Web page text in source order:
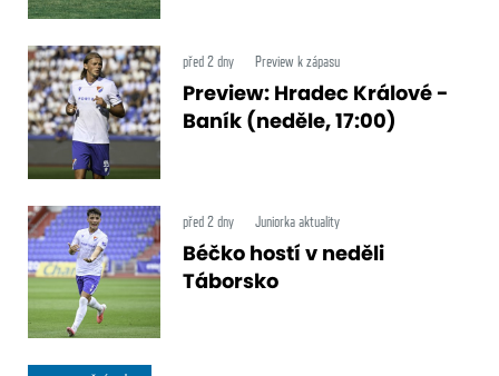
před 2 dny Preview k zápasu
Preview: Hradec Králové -
Baník (neděle, 17:00)
před 2 dny Juniorka aktuality
Béčko hostí v neděli
Táborsko